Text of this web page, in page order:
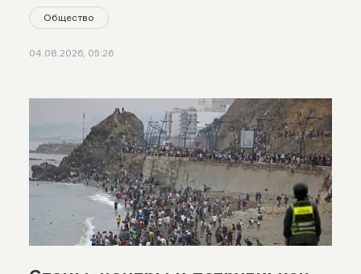
Общество
04.08.2026, 05:26